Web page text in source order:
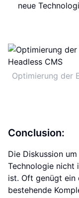
neue
Optimierung der
Conclusion:
Die Diskussion
Technologie nicht
ist. Oft genügt ein
bestehende